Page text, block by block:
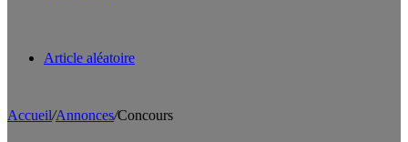
Article aléatoire
Accueil/Annonces/Concours